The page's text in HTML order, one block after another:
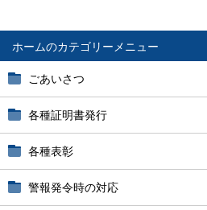
ホーム
ごあいさつ
各種証明書発行
各種表彰
警報発令時の対応